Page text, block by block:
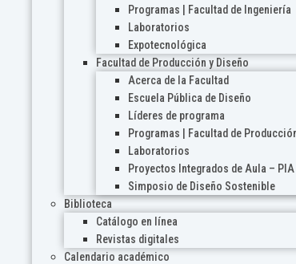
Programas | Facultad de Ingeniería
Laboratorios
Expotecnológica
Facultad de Producción y Diseño
Acerca de la Facultad
Escuela Pública de Diseño
Líderes de programa
Programas | Facultad de
Laboratorios
Proyectos Integrados de Aula – PIA
Simposio de Diseño Sostenible
Biblioteca
Catálogo en línea
Revistas digitales
Calendario académico